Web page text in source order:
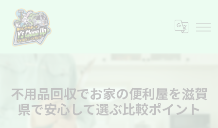
不用品回収でお家の便利屋を滋賀
県で安心して選ぶ比較ポイント